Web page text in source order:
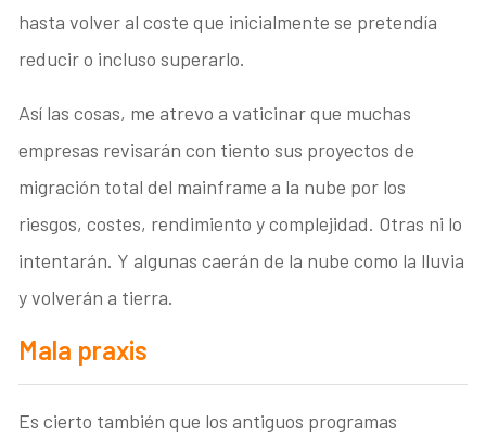
hasta volver al coste que inicialmente se pretendía
reducir o incluso superarlo.
Así las cosas, me atrevo a vaticinar que muchas
empresas revisarán con tiento sus proyectos de
migración total del mainframe a la nube por los
riesgos, costes, rendimiento y complejidad. Otras ni lo
intentarán. Y algunas caerán de la nube como la lluvia
y volverán a tierra.
Mala praxis
Es cierto también que los antiguos programas